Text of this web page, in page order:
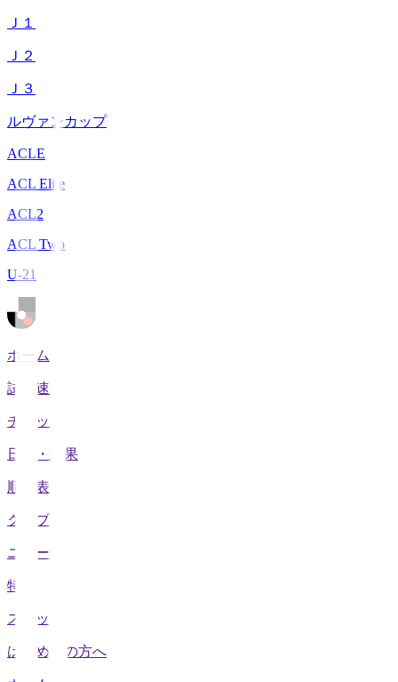
Ｊ１
Ｊ２
Ｊ３
ルヴァンカップ
ACLE
ACL Elite
ACL2
ACL Two
U-21
ホーム
試合速報
チケット
日程・結果
順位表
クラブ
ニュース
特集
スタッツ
はじめての方へ